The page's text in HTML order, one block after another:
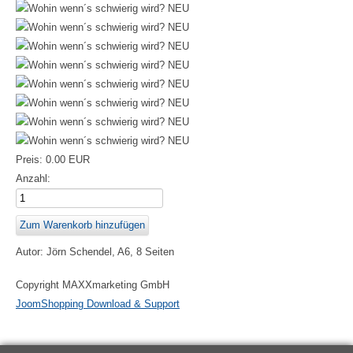
Preis: 0.00 EUR
Anzahl:
Autor: Jörn Schendel, A6, 8 Seiten
Copyright MAXXmarketing GmbH
JoomShopping Download & Support